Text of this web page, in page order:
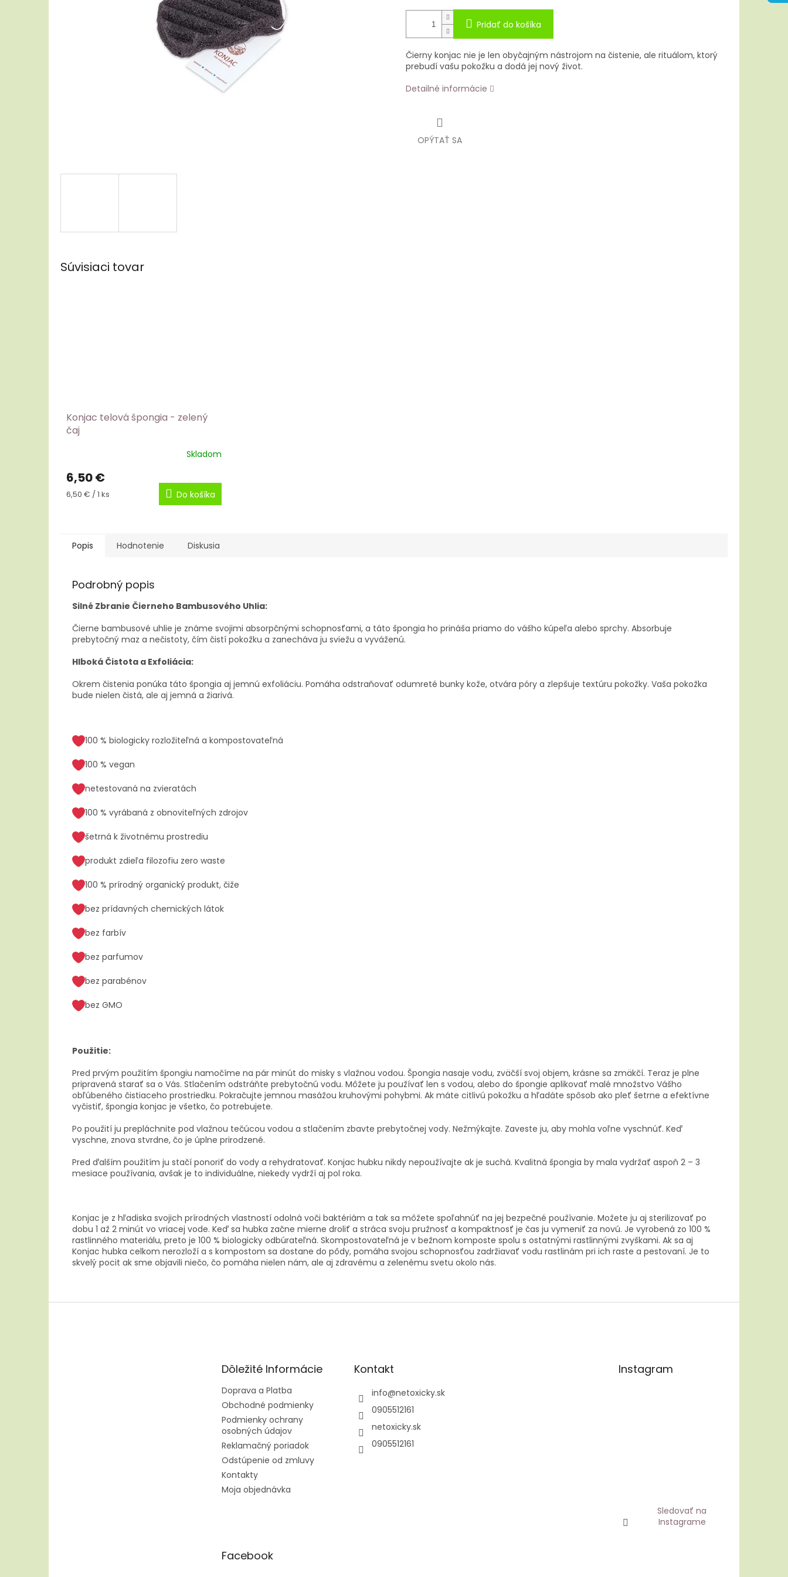
Pridať do košíka
Čierny konjac nie je len obyčajným nástrojom na čistenie, ale rituálom, ktorý
prebudí vašu pokožku a dodá jej nový život.
Detailné informácie
OPÝTAŤ SA
Súvisiaci tovar
Konjac telová špongia - zelený
čaj
Skladom
6,50 €
Jednotková
6,50 € / 1 ks Do košíka
Popis Hodnotenie Diskusia
Podrobný popis
Silné Zbranie Čierneho Bambusového Uhlia:
Čierne bambusové uhlie je známe svojimi absorpčnými schopnosťami, a táto špongia ho prináša priamo do vášho kúpeľa alebo sprchy. Absorbuje
prebytočný maz a nečistoty, čím čistí pokožku a zanecháva ju sviežu a vyváženú.
Hlboká Čistota a Exfoliácia:
Okrem čistenia ponúka táto špongia aj jemnú exfoliáciu. Pomáha odstraňovať odumreté bunky kože, otvára póry a zlepšuje textúru pokožky. Vaša pokožka
bude nielen čistá, ale aj jemná a žiarivá.
100 % biologicky rozložiteľná a kompostovateľná
100 % vegan
netestovaná na zvieratách
100 % vyrábaná z obnoviteľných zdrojov
šetrná k životnému prostrediu
produkt zdieľa filozofiu zero waste
100 % prírodný organický produkt, čiže
bez prídavných chemických látok
bez farbív
bez parfumov
bez parabénov
bez GMO
Použitie:
Pred prvým použitím špongiu namočíme na pár minút do misky s vlažnou vodou. Špongia nasaje vodu, zväčší svoj objem, krásne sa zmäkčí. Teraz je plne
pripravená starať sa o Vás. Stlačením odstráňte prebytočnú vodu. Môžete ju používať len s vodou, alebo do špongie aplikovať malé množstvo Vášho
obľúbeného čistiaceho prostriedku. Pokračujte jemnou masážou kruhovými pohybmi. Ak máte citlivú pokožku a hľadáte spôsob ako pleť šetrne a efektívne
vyčistiť, špongia konjac je všetko, čo potrebujete.
Po použití ju prepláchnite pod vlažnou tečúcou vodou a stlačením zbavte prebytočnej vody. Nežmýkajte. Zaveste ju, aby mohla voľne vyschnúť. Keď
vyschne, znova stvrdne, čo je úplne prirodzené.
Pred ďalším použitím ju stačí ponoriť do vody a rehydratovať. Konjac hubku nikdy nepoužívajte ak je suchá. Kvalitná špongia by mala vydržať aspoň 2 – 3
mesiace používania, avšak je to individuálne, niekedy vydrží aj pol roka.
Konjac je z hľadiska svojich prírodných vlastností odolná voči baktériám a tak sa môžete spoľahnúť na jej bezpečné používanie. Možete ju aj sterilizovať po
dobu 1 až 2 minút vo vriacej vode. Keď sa hubka začne mierne droliť a stráca svoju pružnosť a kompaktnosť je čas ju vymeniť za novú. Je vyrobená zo 100 %
rastlinného materiálu, preto je 100 % biologicky odbúrateľná. Skompostovateľná je v bežnom komposte spolu s ostatnými rastlinnými zvyškami. Ak sa aj
Konjac hubka celkom nerozloží a s kompostom sa dostane do pôdy, pomáha svojou schopnosťou zadržiavať vodu rastlinám pri ich raste a pestovaní. Je to
skvelý pocit ak sme objavili niečo, čo pomáha nielen nám, ale aj zdravému a zelenému svetu okolo nás.
Dôležité Informácie
Doprava a Platba
Obchodné podmienky
Podmienky ochrany
osobných údajov
Reklamačný poriadok
Odstúpenie od zmluvy
Kontakty
Moja objednávka
Kontakt
info@netoxicky.sk
0905512161
netoxicky.sk
0905512161
Instagram
Sledovať na
Instagrame
Facebook